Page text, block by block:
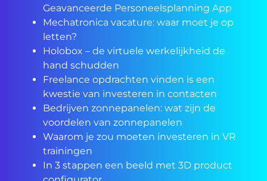
Geavanceerde Personeelsplanning App
Mechatronica vacature: waar moet je op
letten?
Holobox – de virtuele werkelijkheid de
hand schudden
Freelance opdrachten vinden is een
kwestie van investeren in contacten
Bedrijven zonnepanelen: wat zijn de
voordelen van zonnepanelen
Waarom je zou moeten investeren in VR
trainingen
In 3 stappen een beeld met 3D product